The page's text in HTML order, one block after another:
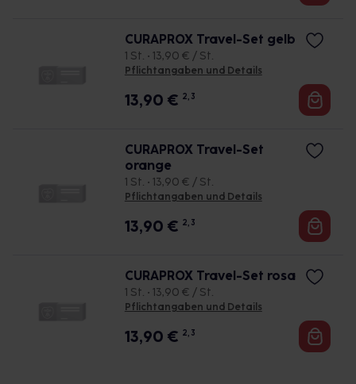
CURAPROX Travel-Set gelb
1 St. • 13,90 € / St.
Pflichtangaben und Details
13,90 € 2, 3
CURAPROX Travel-Set
orange
1 St. • 13,90 € / St.
Pflichtangaben und Details
13,90 € 2, 3
CURAPROX Travel-Set rosa
1 St. • 13,90 € / St.
Pflichtangaben und Details
13,90 € 2, 3